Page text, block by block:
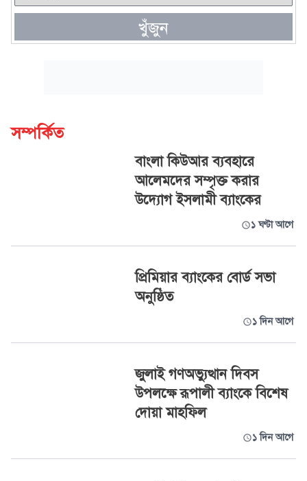
খুঁজুন
সম্পর্কিত
বাংলা কিউআর ব্যবহারে
আলেমদের সম্পৃক্ত করার
উদ্যোগ ইসলামী ব্যাংকের
১ ঘণ্টা আগে
প্রিমিয়ার ব্যাংকের বোর্ড সভা
অনুষ্ঠিত
১ দিন আগে
জুলাই গণঅভ্যুত্থান দিবস
উপলক্ষে রূপালী ব্যাংকে বিশেষ
দোয়া মাহফিল
১ দিন আগে